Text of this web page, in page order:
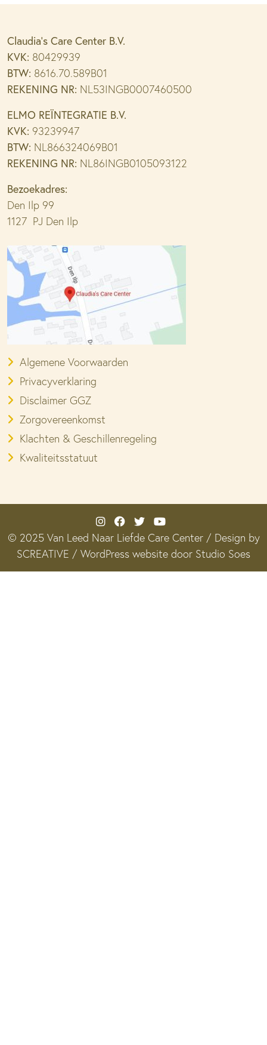
Claudia’s Care Center B.V.
KVK: 80429939
BTW: 8616.70.589B01
REKENING NR: NL53INGB0007460500
ELMO REÏNTEGRATIE B.V.
KVK: 93239947
BTW: NL866324069B01
REKENING NR: NL86INGB0105093122
Bezoekadres:
Den Ilp 99
1127 PJ Den Ilp
Algemene Voorwaarden
Privacyverklaring
Disclaimer GGZ
Zorgovereenkomst
Klachten & Geschillenregeling
Kwaliteitsstatuut
© 2025 Van Leed Naar Liefde Care Center / Design by
SCREATIVE / WordPress website door Studio Soes